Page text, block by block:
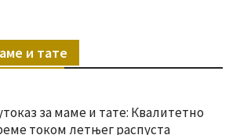
и тате
за маме и тате: Квалитетно
током летњег распуста